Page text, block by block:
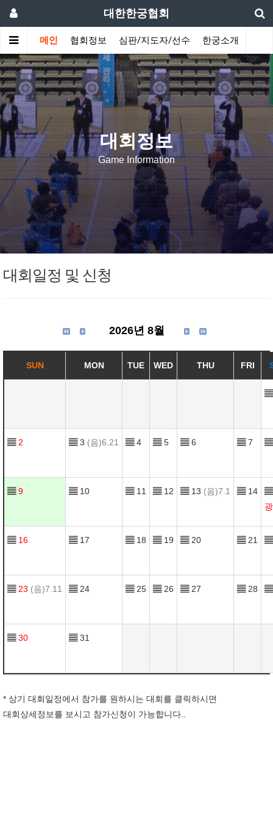
대한한궁협회
메인 협회정보 심판/지도자/선수 한궁소개
대회정보
Game Information
대회일정 및 신청
2026년 8월
SUN MON TUE WED THU FRI
▤
▤ 2 ▤ 3 (음)6.21 ▤ 4 ▤ 5 ▤ 6 ▤ 7 ▤
▤ 9 ▤ 10 ▤ 11 ▤ 12 ▤ 13 (음)7.1 ▤ 14
▤
▤ 16 ▤ 17 ▤ 18 ▤ 19 ▤ 20 ▤ 21 ▤
▤ 23 (음)7.11 ▤ 24 ▤ 25 ▤ 26 ▤ 27 ▤ 28 ▤
▤ 30 ▤ 31
* 상기 대회일정에서 참가를 원하시는 대회를 클릭하시면
대회상세정보를 보시고 참가신청이 가능합니다..